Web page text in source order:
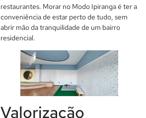
restaurantes. Morar no Modo Ipiranga é ter a
conveniência de estar perto de tudo, sem
abrir mão da tranquilidade de um bairro
residencial.
Valorização